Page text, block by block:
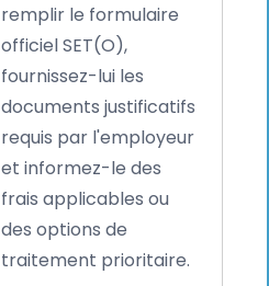
remplir le formulaire
officiel SET(O),
fournissez-lui les
documents justificatifs
requis par l'employeur
et informez-le des
frais applicables ou
des options de
traitement prioritaire.